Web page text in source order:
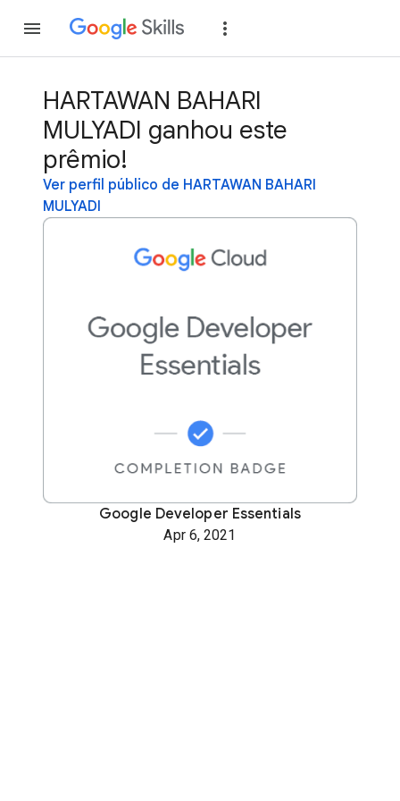
HARTAWAN BAHARI
MULYADI ganhou este
prêmio!
Ver perfil público de HARTAWAN BAHARI
MULYADI